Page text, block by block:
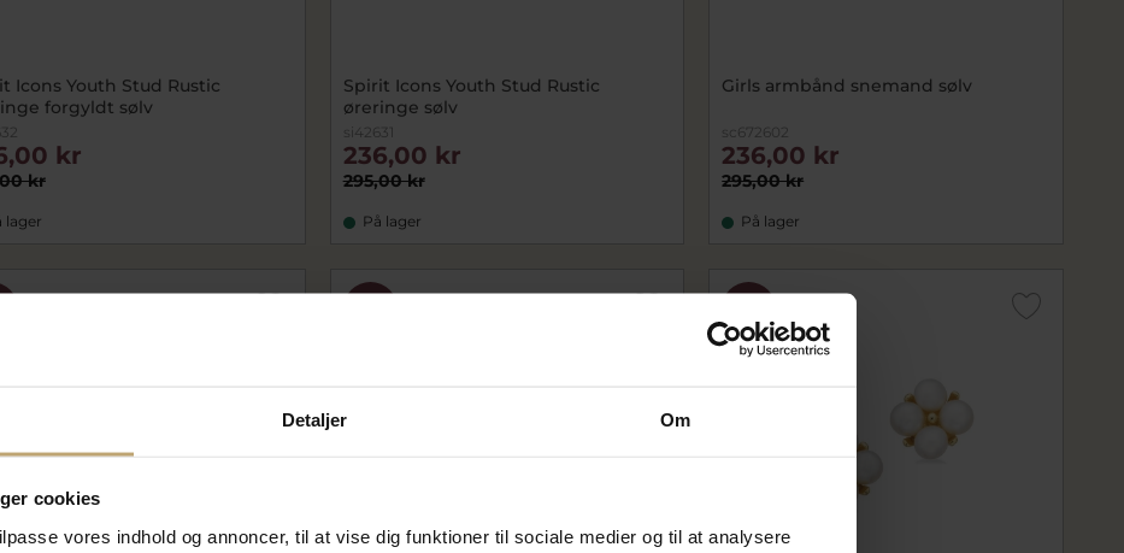
Detaljer Om
cookies
vores indhold og annoncer, til at vise dig funktioner til sociale medier og til at analysere
Icons Youth Stud Rustic
forgyldt sølv
kr
kr
lager
Spirit Icons Youth Stud Rustic
øreringe sølv
si42631
295,00 kr
236,00 kr
På lager
Girls armbånd snemand sølv
sc672602
295,00 kr
236,00 kr
På lager